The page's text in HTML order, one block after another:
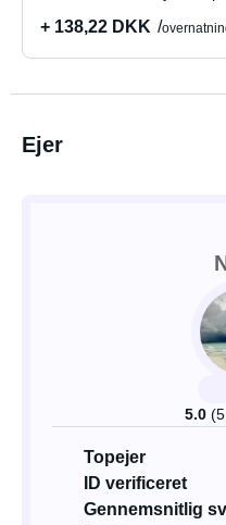
+ 138,22 DKK
Ejer
5.0
Topejer
ID verificeret
Gennemsnitlig